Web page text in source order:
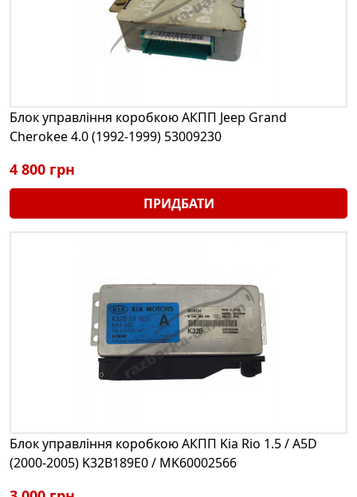
Блок управління коробкою АКПП Jeep Grand
Cherokee 4.0 (1992-1999) 53009230
4 800 грн
ПРИДБАТИ
Блок управління коробкою АКПП Kia Rio 1.5 / A5D
(2000-2005) K32B189E0 / MK60002566